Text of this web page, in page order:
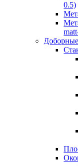
0.5)